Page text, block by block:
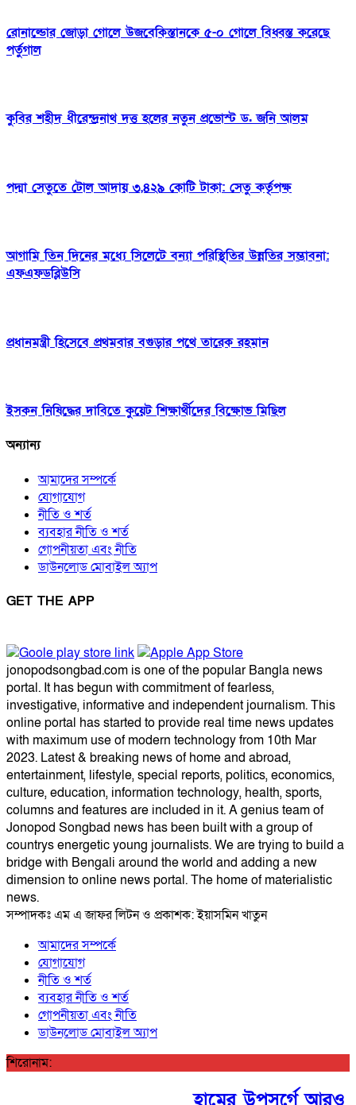
রোনাল্ডোর জোড়া গোলে উজবেকিস্তানকে ৫-০ গোলে বিধ্বস্ত করেছে
পর্তুগাল
কুবির শহীদ ধীরেন্দ্রনাথ দত্ত হলের নতুন প্রভোস্ট ড. জনি আলম
পদ্মা সেতুতে টোল আদায় ৩,৪২৯ কোটি টাকা: সেতু কর্তৃপক্ষ
আগামি তিন দিনের মধ্যে সিলেটে বন্যা পরিস্থিতির উন্নতির সম্ভাবনা:
এফএফডব্লিউসি
প্রধানমন্ত্রী হিসেবে প্রথমবার বগুড়ার পথে তারেক রহমান
ইসকন নিষিদ্ধের দাবিতে কুয়েট শিক্ষার্থীদের বিক্ষোভ মিছিল
অন্যান্য
আমাদের সম্পর্কে
যোগাযোগ
নীতি ও শর্ত
ব্যবহার নীতি ও শর্ত
গোপনীয়তা এবং নীতি
ডাউনলোড মোবাইল অ্যাপ
GET THE APP
jonopodsongbad.com is one of the popular Bangla news
portal. It has begun with commitment of fearless,
investigative, informative and independent journalism. This
online portal has started to provide real time news updates
with maximum use of modern technology from 10th Mar
2023. Latest & breaking news of home and abroad,
entertainment, lifestyle, special reports, politics, economics,
culture, education, information technology, health, sports,
columns and features are included in it. A genius team of
Jonopod Songbad news has been built with a group of
countrys energetic young journalists. We are trying to build a
bridge with Bengali around the world and adding a new
dimension to online news portal. The home of materialistic
news.
সম্পাদকঃ এম এ জাফর লিটন ও প্রকাশক: ইয়াসমিন খাতুন
আমাদের সম্পর্কে
যোগাযোগ
নীতি ও শর্ত
ব্যবহার নীতি ও শর্ত
গোপনীয়তা এবং নীতি
ডাউনলোড মোবাইল অ্যাপ
শিরোনাম:
হামের উপসর্গে আরও